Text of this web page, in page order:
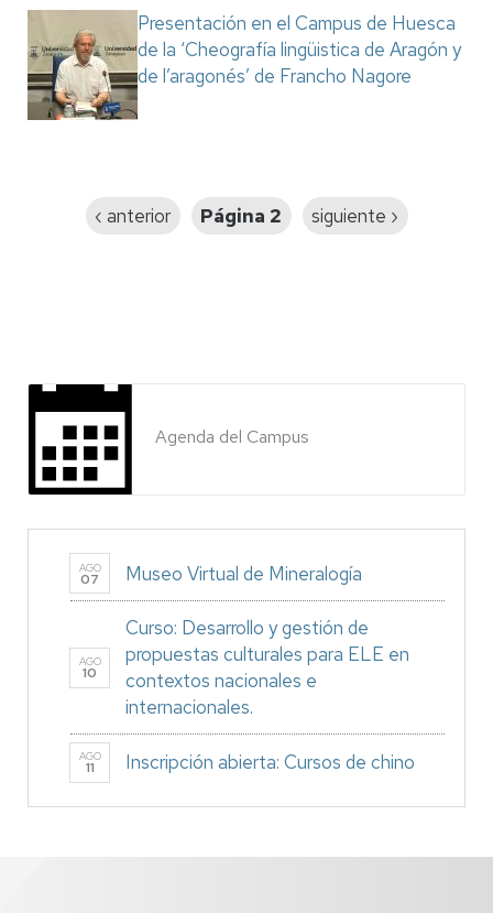
Presentación en el Campus de Huesca
de la ‘Cheografía lingüistica de Aragón y
de l’aragonés’ de Francho Nagore
Página
‹ anterior Página 2
Siguiente
siguiente ›
Agenda del Campus
AGO
07 Museo Virtual de Mineralogía
AGO
10
Curso: Desarrollo y gestión de
propuestas culturales para ELE en
contextos nacionales e
internacionales.
AGO
11 Inscripción abierta: Cursos de chino